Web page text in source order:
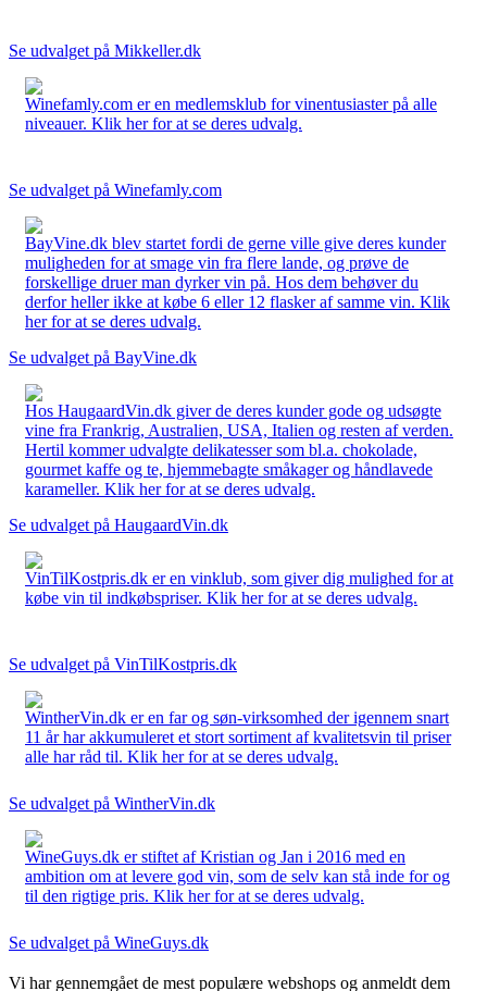
Se udvalget på Mikkeller.dk
Winefamly.com er en medlemsklub for vinentusiaster på alle
niveauer. Klik her for at se deres udvalg.
Se udvalget på Winefamly.com
BayVine.dk blev startet fordi de gerne ville give deres kunder
muligheden for at smage vin fra flere lande, og prøve de
forskellige druer man dyrker vin på. Hos dem behøver du
derfor heller ikke at købe 6 eller 12 flasker af samme vin. Klik
her for at se deres udvalg.
Se udvalget på BayVine.dk
Hos HaugaardVin.dk giver de deres kunder gode og udsøgte
vine fra Frankrig, Australien, USA, Italien og resten af verden.
Hertil kommer udvalgte delikatesser som bl.a. chokolade,
gourmet kaffe og te, hjemmebagte småkager og håndlavede
karameller. Klik her for at se deres udvalg.
Se udvalget på HaugaardVin.dk
VinTilKostpris.dk er en vinklub, som giver dig mulighed for at
købe vin til indkøbspriser. Klik her for at se deres udvalg.
Se udvalget på VinTilKostpris.dk
WintherVin.dk er en far og søn-virksomhed der igennem snart
11 år har akkumuleret et stort sortiment af kvalitetsvin til priser
alle har råd til. Klik her for at se deres udvalg.
Se udvalget på WintherVin.dk
WineGuys.dk er stiftet af Kristian og Jan i 2016 med en
ambition om at levere god vin, som de selv kan stå inde for og
til den rigtige pris. Klik her for at se deres udvalg.
Se udvalget på WineGuys.dk
Vi har gennemgået de mest populære webshops og anmeldt dem